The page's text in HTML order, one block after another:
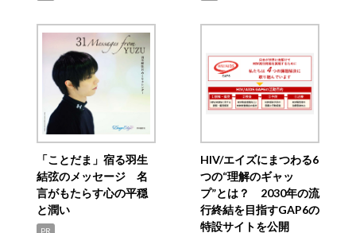
「ことだま」宿る羽生
結弦のメッセージ 名
言がもたらす心の平穏
と潤い
PR
HIV/エイズにまつわる6
つの“理解のギャッ
プ”とは？ 2030年の流
行終結を目指すGAP6の
特設サイトを公開